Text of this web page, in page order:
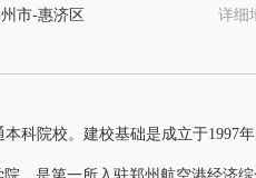
-惠济区 详细
科院校。 建校基础是成立于1997